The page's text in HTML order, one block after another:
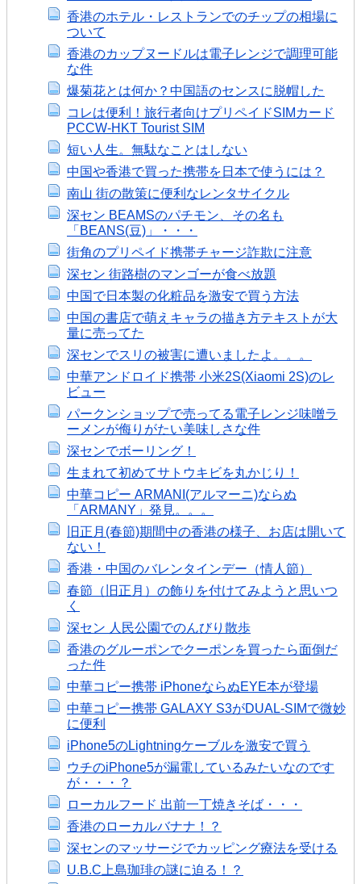
香港のホテル・レストランでのチップの相場に
ついて
香港のカップヌードルは電子レンジで調理可能
な件
爆菊花とは何か？中国語のセンスに脱帽した
コレは便利！旅行者向けプリペイドSIMカード
PCCW-HKT Tourist SIM
短い人生。無駄なことはしない
中国や香港で買った携帯を日本で使うには？
南山 街の散策に便利なレンタサイクル
深セン BEAMSのパチモン、その名も
「BEANS(豆)」・・・
街角のプリペイド携帯チャージ詐欺に注意
深セン 街路樹のマンゴーが食べ放題
中国で日本製の化粧品を激安で買う方法
中国の書店で萌えキャラの描き方テキストが大
量に売ってた
深センでスリの被害に遭いましたよ。。。
中華アンドロイド携帯 小米2S(Xiaomi 2S)のレ
ビュー
パークンショップで売ってる電子レンジ味噌ラ
ーメンが侮りがたい美味しさな件
深センでボーリング！
生まれて初めてサトウキビを丸かじり！
中華コピー ARMANI(アルマーニ)ならぬ
「ARMANY」発見。。。
旧正月(春節)期間中の香港の様子、お店は開いて
ない！
香港・中国のバレンタインデー（情人節）
春節（旧正月）の飾りを付けてみようと思いつ
く
深セン 人民公園でのんびり散歩
香港のグルーポンでクーポンを買ったら面倒だ
った件
中華コピー携帯 iPhoneならぬEYE本が登場
中華コピー携帯 GALAXY S3がDUAL-SIMで微妙
に便利
iPhone5のLightningケーブルを激安で買う
ウチのiPhone5が漏電しているみたいなのです
が・・・？
ローカルフード 出前一丁焼きそば・・・
香港のローカルバナナ！？
深センのマッサージでカッピング療法を受ける
U.B.C上島珈琲の謎に迫る！？